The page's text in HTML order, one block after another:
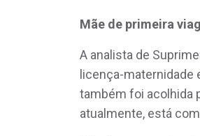
Mãe de primeira
A analista de
licença-maternidade
também foi acolhida
atualmente, está